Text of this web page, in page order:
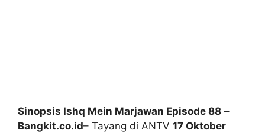
Sinopsis Ishq Mein Marjawan Episode 88 –
Bangkit.co.id– Tayang di ANTV 17 Oktober